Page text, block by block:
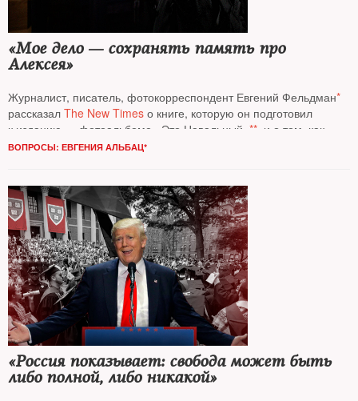
«Мое дело — сохранять память про
Алексея»
Журналист, писатель, фотокорреспондент Евгений Фельдман*
рассказал The New Times о книге, которую он подготовил
к изданию — фотоальбоме «Это Навальный» ** , и о том, как
фотографировал оппозиционного политика
ВОПРОСЫ: ЕВГЕНИЯ АЛЬБАЦ*
«Россия показывает: свобода может быть
либо полной, либо никакой»